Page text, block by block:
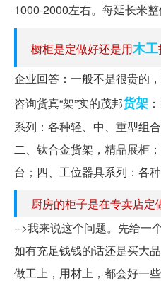
1000-2000左右。每延长米整
橱柜是定做好还是用木工
企业回答：一般不是很贵的
咨询货真“架”实的茂邦货架
系列：各种轻、中、重型组
二、钛合金货架，精品展柜
台；四、工位器具系列：各
厨房的柜子是在专卖店定
-->我来说这个问题。先给一
如有充足钱钱的话还是买大
做工上，用材上，都会好一